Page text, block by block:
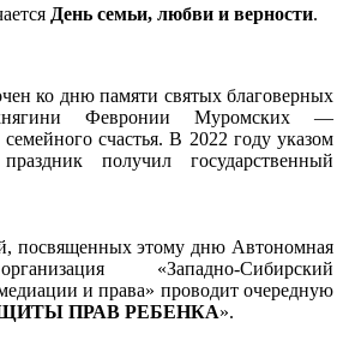
День семьи, любви и верности.
ко дню памяти святых благоверных
Февронии Муромских —
счастья. В 2022 году указом
получил государственный
посвященных этому дню Автономная
«Западно-Сибирский
и права» проводит очередную
ПРАВ РЕБЕНКА».